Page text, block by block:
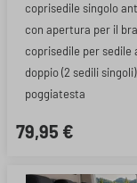
coprisedile singolo
con apertura per il
coprisedile per sedile
doppio (2 sedili
poggiatesta
79,95 €